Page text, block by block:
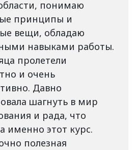
понимаю
принципы и
вещи, обладаю
навыками работы.
пролетели
и очень
Давно
шагнуть в мир
и рада, что
именно этот курс.
полезная